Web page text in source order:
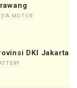
MOTOR
DKI Jakarta